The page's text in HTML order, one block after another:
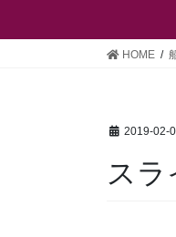
HOME
2019-02-
スラ